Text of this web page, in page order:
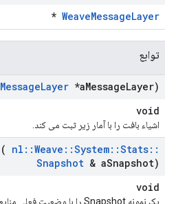
WeaveMessageLayer
*
توابع
MessageLayer *aMessageLayer)
void
اشیاء بافت را با آمار زیر ثبت می کند.
( nl ::Weave ::System::Stats::
Snapshot & aSnapshot)
void
یک نمونه Snapshot را با وضعیت فعلی منابع سیستم به روز می کند.